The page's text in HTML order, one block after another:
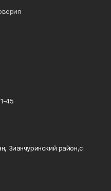
45
Зианчуринский район,с.